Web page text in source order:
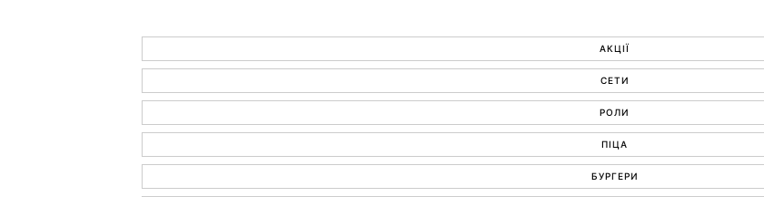
АКЦІЇ
СЕТИ
РОЛИ
ПІЦА
БУРГЕРИ